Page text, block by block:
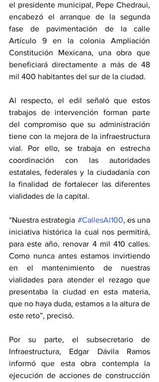
el presidente municipal, Pepe Chedraui,
encabezó el arranque de la segunda
fase de pavimentación de la calle
Artículo 9 en la colonia Ampliación
Constitución Mexicana, una obra que
beneficiará directamente a más de 48
mil 400 habitantes del sur de la ciudad.
Al respecto, el edil señaló que estos
trabajos de intervención forman parte
del compromiso que su administración
tiene con la mejora de la infraestructura
vial. Por ello, se trabaja en estrecha
coordinación con las autoridades
estatales, federales y la ciudadanía con
la finalidad de fortalecer las diferentes
vialidades de la capital.
“Nuestra estrategia #CallesAl100, es una
iniciativa histórica la cual nos permitirá,
para este año, renovar 4 mil 410 calles.
Como nunca antes estamos invirtiendo
en el mantenimiento de nuestras
vialidades para atender el rezago que
presentaba la ciudad en esta materia,
que no haya duda, estamos a la altura de
este reto”, precisó.
Por su parte, el subsecretario de
Infraestructura, Edgar Dávila Ramos
informó que esta obra contempla la
ejecución de acciones de construcción